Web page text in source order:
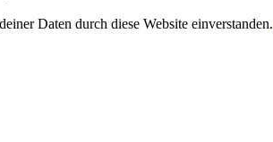
Daten durch diese Website einverstanden.